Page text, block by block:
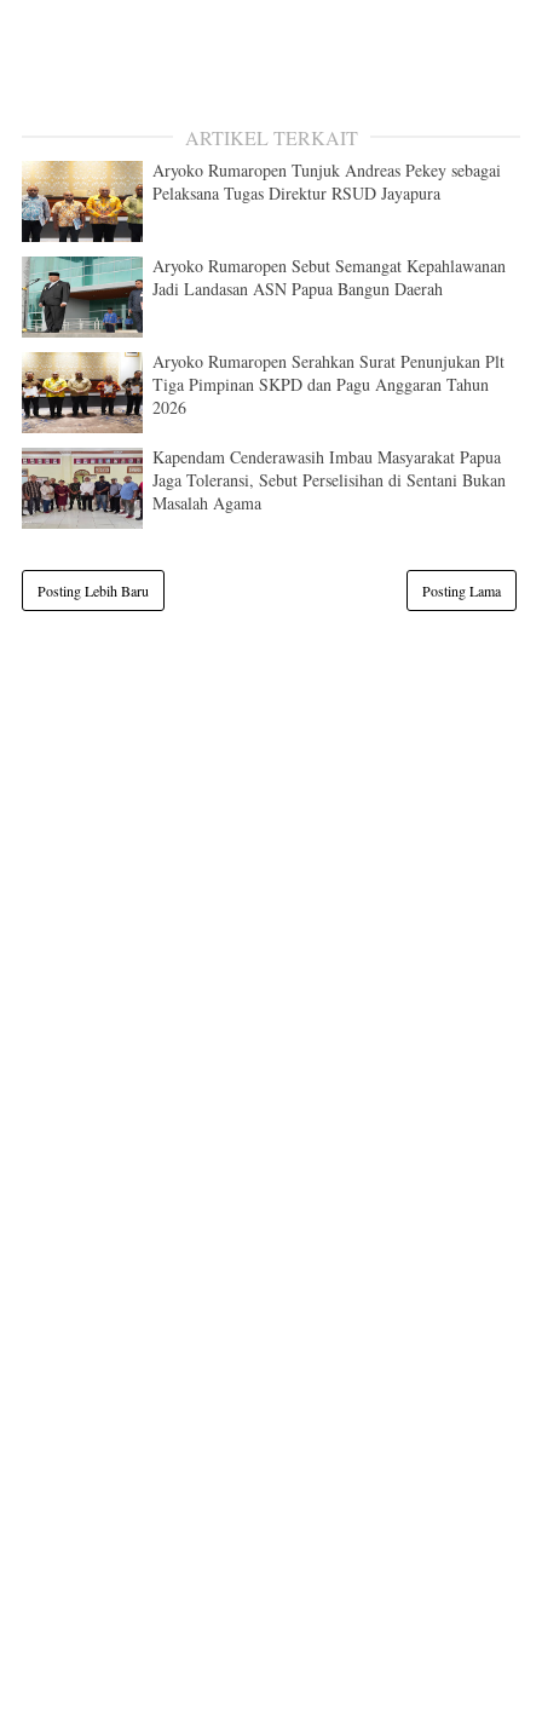
ARTIKEL TERKAIT
Aryoko Rumaropen Tunjuk Andreas Pekey sebagai
Pelaksana Tugas Direktur RSUD Jayapura
Aryoko Rumaropen Sebut Semangat Kepahlawanan
Jadi Landasan ASN Papua Bangun Daerah
Aryoko Rumaropen Serahkan Surat Penunjukan Plt
Tiga Pimpinan SKPD dan Pagu Anggaran Tahun
2026
Kapendam Cenderawasih Imbau Masyarakat Papua
Jaga Toleransi, Sebut Perselisihan di Sentani Bukan
Masalah Agama
Posting Lebih Baru Posting Lama